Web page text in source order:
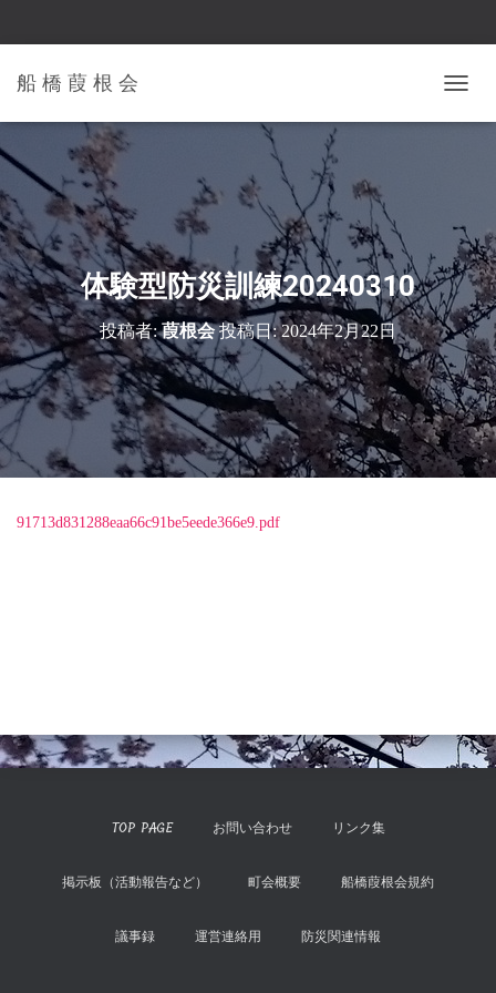
船 橋 葭 根 会
ビ
ン
を
切
り
替
え
体験型防災訓練20240310
投稿者:葭根会投稿日:2024年2月22日
91713d831288eaa66c91be5eede366e9.pdf
TOP PAGE お問い合わせ リンク集
掲示板（活動報告など） 町会概要 船橋葭根会規約
議事録 運営連絡用 防災関連情報